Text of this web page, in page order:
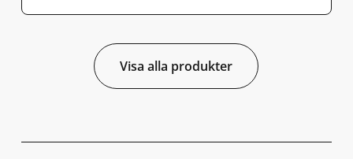
Visa alla produkter